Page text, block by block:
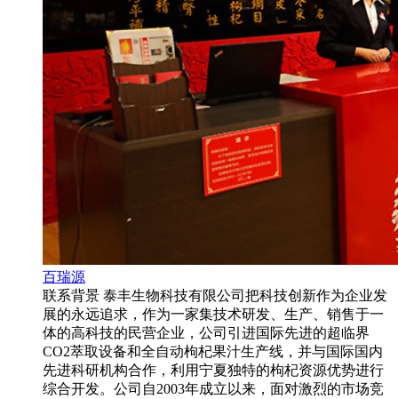
百瑞源
联系背景 泰丰生物科技有限公司把科技创新作为企业发
展的永远追求，作为一家集技术研发、生产、销售于一
体的高科技的民营企业，公司引进国际先进的超临界
CO2萃取设备和全自动枸杞果汁生产线，并与国际国内
先进科研机构合作，利用宁夏独特的枸杞资源优势进行
综合开发。公司自2003年成立以来，面对激烈的市场竞